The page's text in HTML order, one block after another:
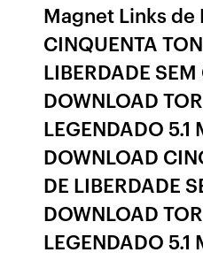
Magnet Links de
CINQUENTA
LIBERDADE
DOWNLOAD
LEGENDADO 5.1
DOWNLOAD
DE LIBERDADE
DOWNLOAD
LEGENDADO